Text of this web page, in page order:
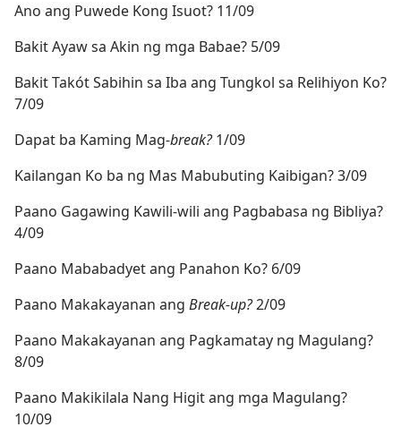
Ano ang Puwede Kong Isuot? 11/09
Bakit Ayaw sa Akin ng mga Babae? 5/09
Bakit Takót Sabihin sa Iba ang Tungkol sa Relihiyon Ko?
7/09
Dapat ba Kaming Mag-break?1/09
Kailangan Ko ba ng Mas Mabubuting Kaibigan? 3/09
Paano Gagawing Kawili-wili ang Pagbabasa ng Bibliya?
4/09
Paano Mababadyet ang Panahon Ko? 6/09
Paano Makakayanan ang Break-up?2/09
Paano Makakayanan ang Pagkamatay ng Magulang?
8/09
Paano Makikilala Nang Higit ang mga Magulang?
10/09